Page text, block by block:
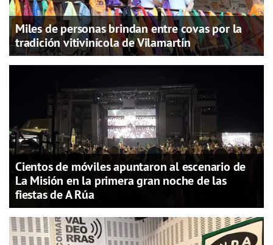
Miles de personas brindan entre covas por la
tradición vitivinícola de Vilamartín
Cientos de móviles apuntaron al escenario de
La Misión en la primera gran noche de las
fiestas de A Rúa